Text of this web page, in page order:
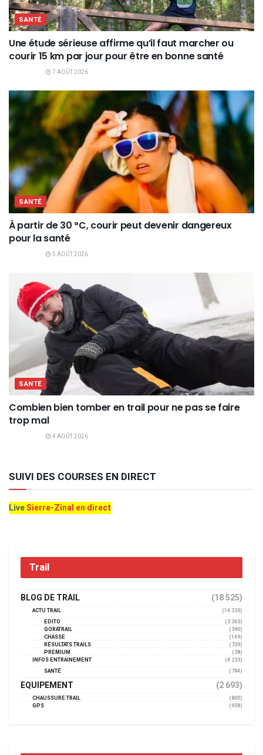
SANTÉ
Une étude sérieuse affirme qu’il faut marcher ou
courir 15 km par jour pour être en bonne santé
7 AOÛT 2026
SANTÉ
À partir de 30 °C, courir peut devenir dangereux
pour la santé
5 AOÛT 2026
SANTÉ
Combien bien tomber en trail pour ne pas se faire
trop mal
4 AOÛT 2026
SUIVI DES COURSES EN DIRECT
LiveSierre-Zinal en direct
Trail
BLOG DE TRAIL (18 525)
ACTU TRAIL
(14 320)
EDITO
(3 363)
GORATRAIL
(390)
CHASSE
(149)
RÉSULTATS TRAILS
(739)
PREMIUM
(38)
INFOS ENTRAINEMENT
(4 233)
SANTÉ
(794)
EQUIPEMENT (2 693)
CHAUSSURE TRAIL
(800)
GPS
(958)